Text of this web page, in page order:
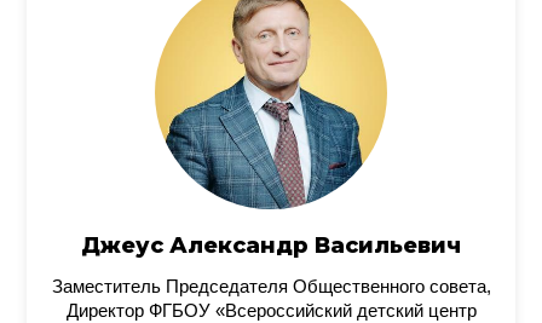
Джеус Александр Васильевич
Заместитель Председателя Общественного совета,
Директор ФГБОУ «Всероссийский детский центр